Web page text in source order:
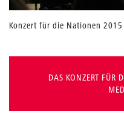
Konzert für die Nationen 2015
DAS KONZERT FÜR